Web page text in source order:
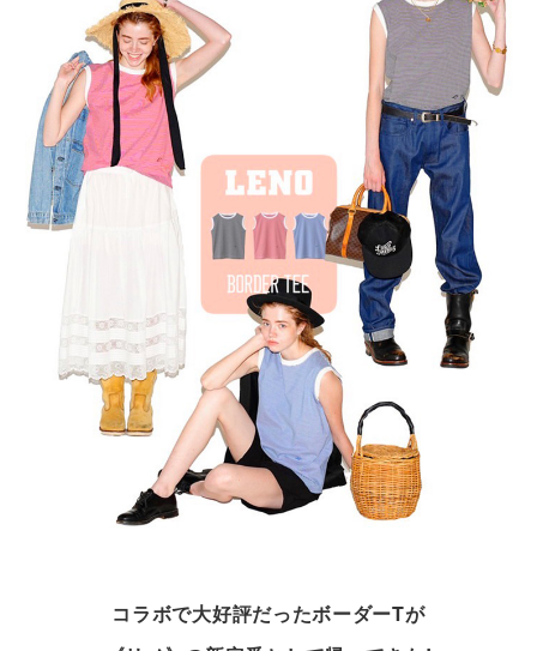
コラボで大好評だったボーダーTが